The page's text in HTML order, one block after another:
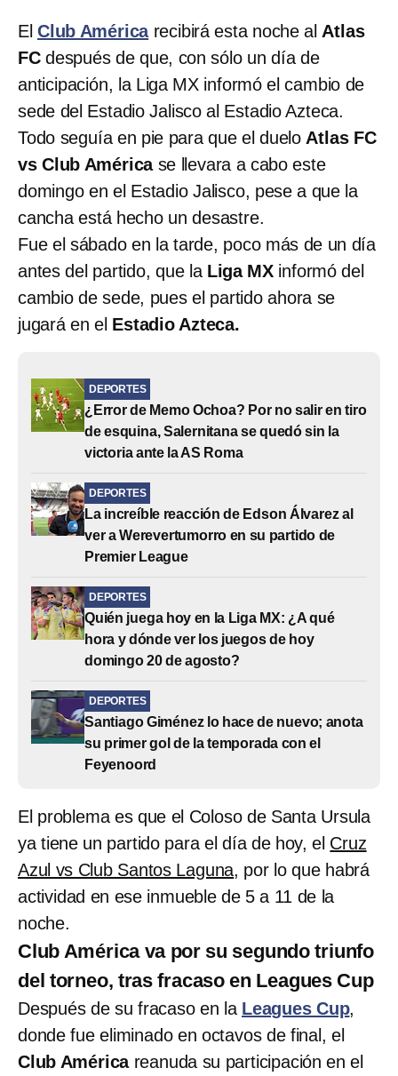
El Club América recibirá esta noche al Atlas
FCdespués de que, con sólo un día de
anticipación, la Liga MX informó el cambio de
sede del Estadio Jalisco al Estadio Azteca.
Todo seguía en pie para que el duelo Atlas FC
vs Club Américase llevara a cabo este
domingo en el Estadio Jalisco, pese a que la
cancha está hecho un desastre.
Fue el sábado en la tarde, poco más de un día
antes del partido, que la Liga MX informó del
cambio de sede, pues el partido ahora se
jugará en el Estadio Azteca.
DEPORTES
¿Error de Memo Ochoa? Por no salir en tiro
de esquina, Salernitana se quedó sin la
victoria ante la AS Roma
DEPORTES
La increíble reacción de Edson Álvarez al
ver a Werevertumorro en su partido de
Premier League
DEPORTES
Quién juega hoy en la Liga MX: ¿A qué
hora y dónde ver los juegos de hoy
domingo 20 de agosto?
DEPORTES
Santiago Giménez lo hace de nuevo; anota
su primer gol de la temporada con el
Feyenoord
El problema es que el Coloso de Santa Ursula
ya tiene un partido para el día de hoy, el Cruz
Azul vs Club Santos Laguna, por lo que habrá
actividad en ese inmueble de 5 a 11 de la
noche.
Club América va por su segundo triunfo
del torneo, tras fracaso en Leagues Cup
Después de su fracaso en la Leagues Cup,
donde fue eliminado en octavos de final, el
Club Américareanuda su participación en el